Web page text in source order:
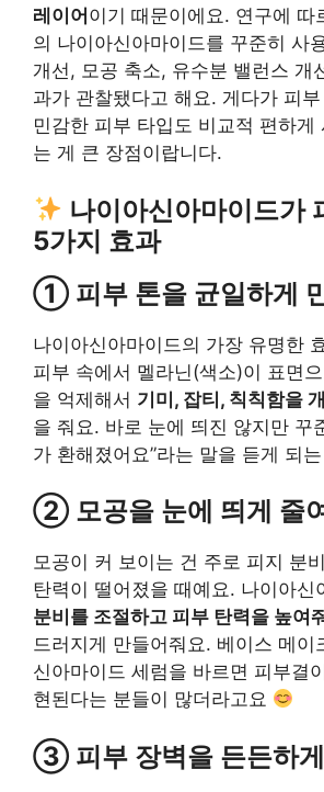
레이어 이기 때문이에요. 연구에 따
의 나이아신아마이드를 꾸준히 사
개선, 모공 축소, 유수분 밸런스 개
과가 관찰됐다고 해요. 게다가 피
민감한 피부 타입도 비교적 편하게
는 게 큰 장점이랍니다.
나이아신아마이드가
5가지 효과
① 피부 톤을 균일하게
나이아신아마이드의 가장 유명한
피부 속에서 멜라닌(색소)이 표면
을 억제해서 기미, 잡티, 칙칙함을
을 줘요. 바로 눈에 띄진 않지만 꾸
가 환해졌어요”라는 말을 듣게 되
② 모공을 눈에 띄게 줄
모공이 커 보이는 건 주로 피지 분
탄력이 떨어졌을 때예요. 나이아신
분비를 조절하고 피부 탄력을 높여
드러지게 만들어줘요. 베이스 메이
신아마이드 세럼을 바르면 피부결
현된다는 분들이 많더라고요
③ 피부 장벽을 든든하